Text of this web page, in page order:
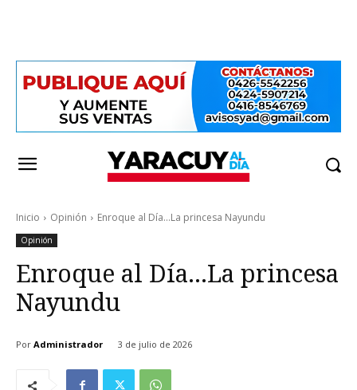
Inicio Opinión Enroque al Día...La princesa Nayundu
Opinión
Enroque al Día…La princesa
Nayundu
Por Administrador 3 de julio de 2026